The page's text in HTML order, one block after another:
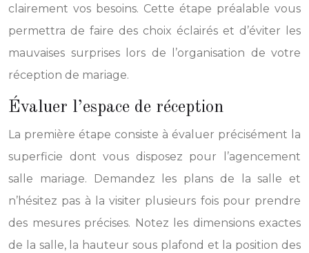
clairement vos besoins. Cette étape préalable vous
permettra de faire des choix éclairés et d’éviter les
mauvaises surprises lors de l’organisation de votre
réception de mariage.
Évaluer l’espace de réception
La première étape consiste à évaluer précisément la
superficie dont vous disposez pour l’agencement
salle mariage. Demandez les plans de la salle et
n’hésitez pas à la visiter plusieurs fois pour prendre
des mesures précises. Notez les dimensions exactes
de la salle, la hauteur sous plafond et la position des